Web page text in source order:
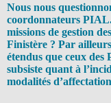
Nous nous
coordonnateurs
missions de gestion
Finistère ? Par
étendus que ceux
subsiste quant à
modalités